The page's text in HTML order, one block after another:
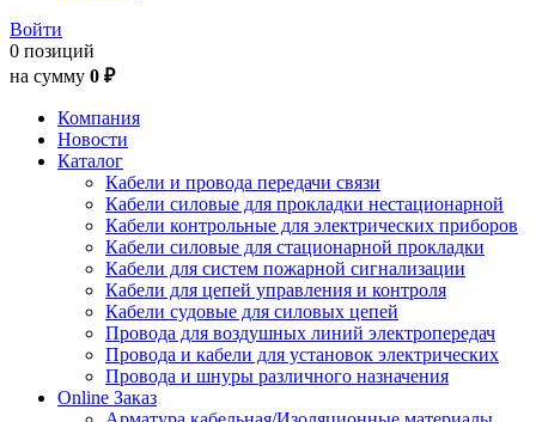
Войти
0 позиций
на сумму 0 ₽
Компания
Новости
Каталог
Кабели и провода передачи связи
Кабели силовые для прокладки нестационарной
Кабели контрольные для электрических приборов
Кабели силовые для стационарной прокладки
Кабели для систем пожарной сигнализации
Кабели для цепей управления и контроля
Кабели судовые для силовых цепей
Провода для воздушных линий электропередач
Провода и кабели для установок электрических
Провода и шнуры различного назначения
Online Заказ